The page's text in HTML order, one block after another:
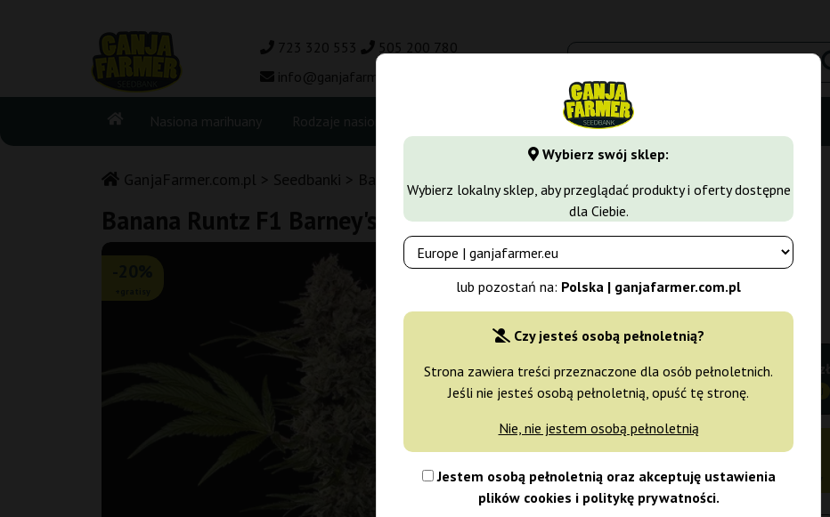
Wybierz swój sklep:
Wybierz lokalny sklep, aby przeglądać produkty i oferty dostępne
dla Ciebie.
lub pozostań na: Polska | ganjafarmer.com.pl
Czy jesteś osobą pełnoletnią?
Strona zawiera treści przeznaczone dla osób pełnoletnich.
Jeśli nie jesteś osobą pełnoletnią, opuść tę stronę.
Nie, nie jestem osobą pełnoletnią
Jestem osobą pełnoletnią oraz akceptuję ustawienia
plików cookies i politykę prywatności.
723 320 553
505 200 780
info@ganjafarmer.com.pl
Nasiona marihuany Rodzaje nasion Odmiany marihuany
GanjaFarmer.com.pl Seedbanki Barney's Farm
Banana Runtz F1 Barney's Farm
Barney's Farm
3 nasiona
Wysyłka dziś
124,00 zł
Promo 1+1: do każdej paczki nasion
nasion gratis! Gratis Feminizowany